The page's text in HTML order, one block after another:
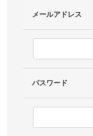
メールアドレス
パスワード